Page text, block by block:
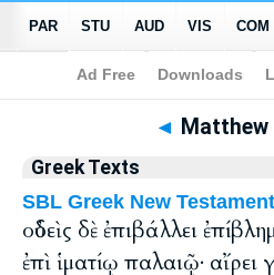
Bible >Greek> Matthew
◄ Matthew
Greek Texts
SBL Greek New
οὐδεὶς δὲ ἐπιβάλλει
ἐπὶ ἱματίῳ παλαιῷ·